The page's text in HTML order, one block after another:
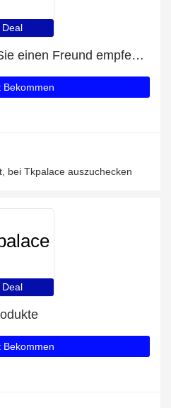
Deal
10€ Gutschrift, wenn Sie einen Freund empfehlen
Bekommen
bei Tkpalace auszuchecken
Deal
Bekommen